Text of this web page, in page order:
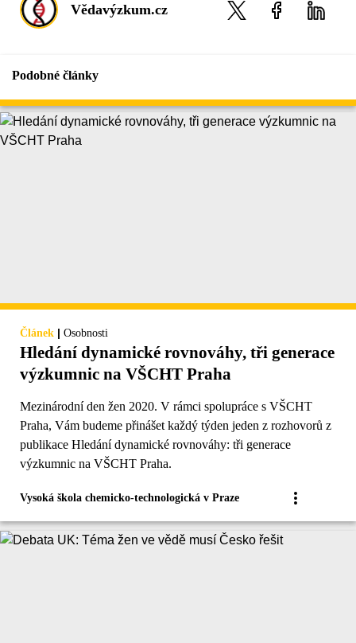
Vědavýzkum.cz
Podobné články
Článek | Osobnosti
Hledání dynamické rovnováhy, tři generace
výzkumnic na VŠCHT Praha
Mezinárodní den žen 2020. V rámci spolupráce s VŠCHT
Praha, Vám budeme přinášet každý týden jeden z rozhovorů z
publikace Hledání dynamické rovnováhy: tři generace
výzkumnic na VŠCHT Praha.
Vysoká škola chemicko-technologická v Praze